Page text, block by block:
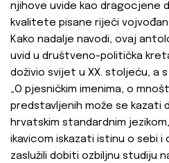
njihove uvide kao dragocjene
kvalitete pisane riječi
Kako nadalje navodi, ovaj
uvid u društveno-politička
doživio svijet u XX. stoljeću, a s
„O pjesničkim imenima, o
predstavljenih može se kazati
hrvatskim standardnim
ikavicom iskazati istinu o sebi i
zaslužili dobiti ozbiljnu studiju